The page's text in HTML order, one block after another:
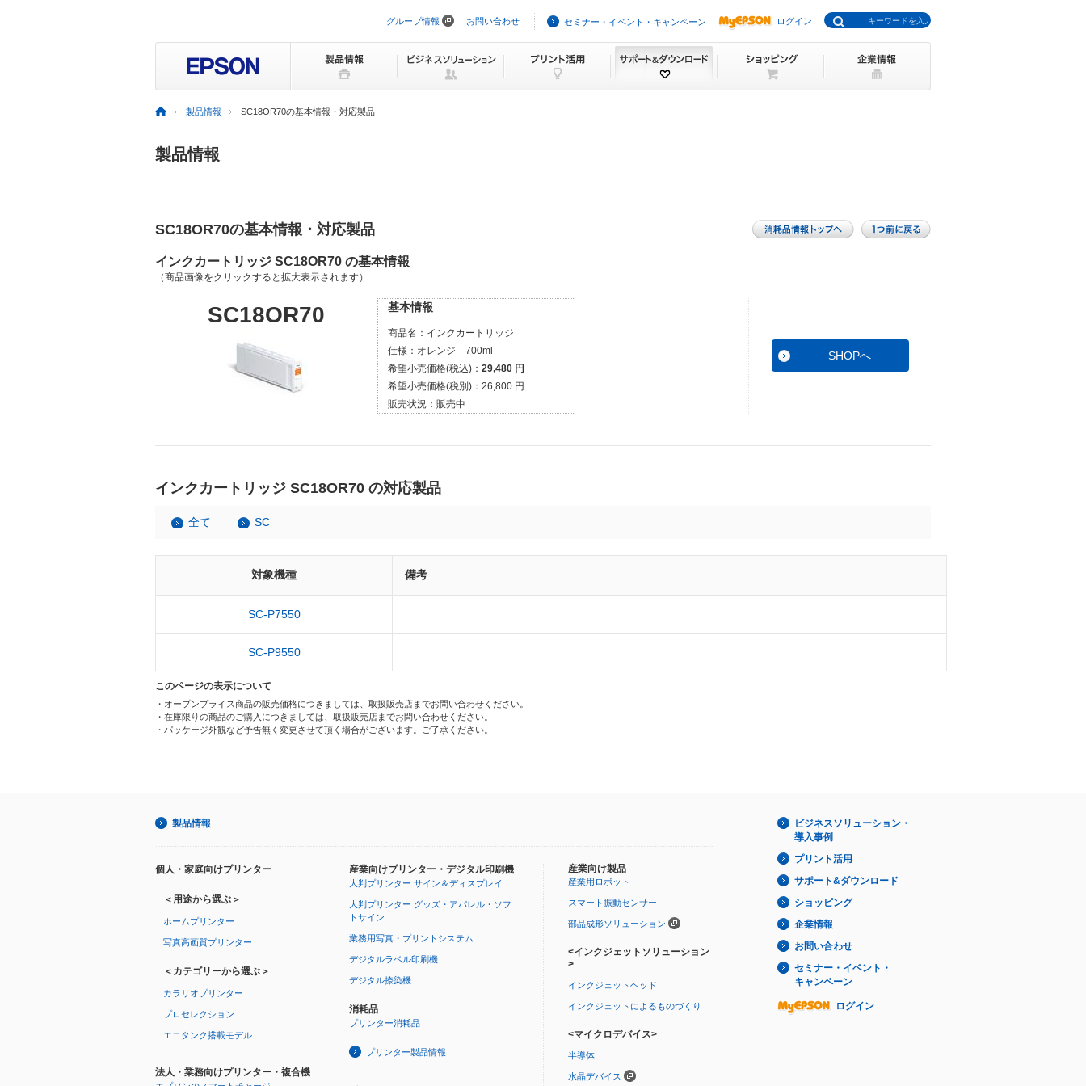
ビ
ョ
を
グループ情報 お問い合わせ セミナー・イベント・キャンペーン ログイン
製品情報 SC18OR70の基本情報・対応製品
製品情報
SC18OR70の基本情報・対応製品
インクカートリッジ SC18OR70 の基本情報
（商品画像をクリックすると拡大表示されます）
SC18OR70 基本情報
商品名： インクカートリッジ
仕様： オレンジ 700ml
希望小売価格(税込)： 29,480 円
希望小売価格(税別)： 26,800 円
販売状況： 販売中
SHOPへ
インクカートリッジ SC18OR70 の対応製品
全て SC
対象機種 備考
SC-P7550
SC-P9550
このページの表示について
・オープンプライス商品の販売価格につきましては、取扱販売店までお問い合わせください。
・在庫限りの商品のご購入につきましては、取扱販売店までお問い合わせください。
・パッケージ外観など予告無く変更させて頂く場合がございます。ご了承ください。
製品情報
個人・家庭向けプリンター
＜用途から選ぶ＞
ホームプリンター
写真高画質プリンター
＜カテゴリーから選ぶ＞
カラリオプリンター
プロセレクション
エコタンク搭載モデル
法人・業務向けプリンター・複合機
産業向けプリンター・デジタル印刷機
大判プリンター サイン＆ディスプレイ
大判プリンター グッズ・アパレル・ソフ
トサイン
業務用写真・プリントシステム
デジタルラベル印刷機
デジタル捺染機
消耗品
プリンター消耗品
プリンター製品情報
産業向け製品
産業用ロボット
スマート振動センサー
部品成形ソリューション
<インクジェットソリューション
>
インクジェットヘッド
インクジェットによるものづくり
<マイクロデバイス>
半導体
水晶デバイス
ビジネスソリューション・
導入事例
プリント活用
サポート&ダウンロード
ショッピング
企業情報
お問い合わせ
セミナー・イベント・
キャンペーン
ログイン